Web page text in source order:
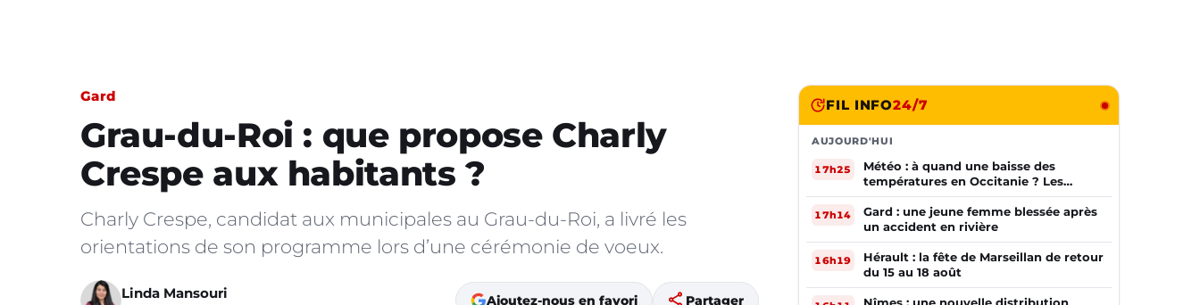
Gard
Grau-du-Roi : que propose Charly
Crespe aux habitants ?
Charly Crespe, candidat aux municipales au Grau-du-Roi, a livré les
orientations de son programme lors d’une cérémonie de voeux.
Linda Mansouri Ajoutez-nous en favori share Partager
FIL INFO24/7
AUJOURD'HUI
17h25
Météo : à quand une baisse des
températures en Occitanie ? Les
prévisions
17h14
Gard : une jeune femme blessée après
un accident en rivière
16h19
Hérault : la fête de Marseillan de retour
du 15 au 18 août